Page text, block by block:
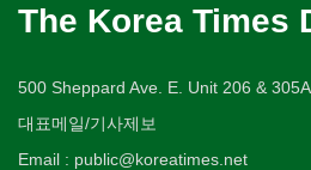
The Korea Times
500 Sheppard Ave. E. Unit 206 &
대표메일/기사제보
Email : public@koreatimes.net